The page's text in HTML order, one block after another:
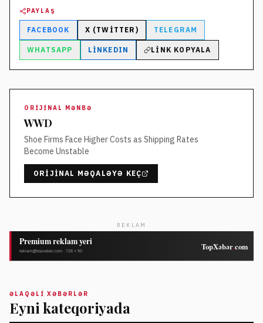
PAYLAŞ
FACEBOOK X (TWITTER) TELEGRAM
WHATSAPP LINKEDIN LINK KOPYALA
ORIJINAL MƏNBƏ
WWD
Shoe Firms Face Higher Costs as Shipping Rates
Become Unstable
ORIJINAL MƏQALƏYƏ KEÇ
REKLAM
ƏLAQƏLI XƏBƏRLƏR
Eyni kateqoriyada